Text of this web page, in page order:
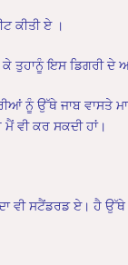
ਕੀਤੀ ਏ ।
ਤੁਹਾਨੂੰ ਇਸ ਡਿਗਰੀ ਦੇ
ਨੂੰ ਉੱਥੇ ਜਾਬ ਵਾਸਤੇ
ਵੀ ਕਰ ਸਕਦੀ ਹਾਂ।
ਦਾ ਵੀ ਸਟੈਂਡਰਡ ਏ। ਹੈ